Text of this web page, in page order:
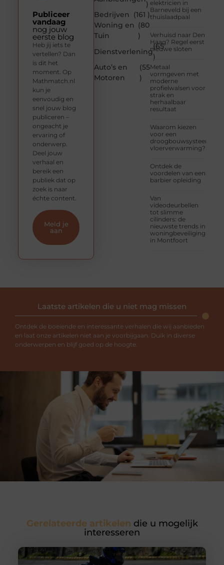
)
Bedrijven
(161 )
Woning en
Tuin
(80
)
Dienstverlening
(65
)
Auto’s en
Motoren
(55
)
elektricien in
Barneveld bij een
thuislaadpaal
Verhuisd naar Den
Haag? Regel eerst
nieuwe sloten
Metaal
vormgeven met
moderne
profielwalsen voor
strak en
herhaalbaar
resultaat
Waarom kiezen
voor een
droogbouwsysteem
vloerverwarming?
Ontdek de
voordelen van een
barbier opleiding
Van
videodeurbellen
tot slimme
cilinders: de
nieuwste trends in
woningbeveiliging
in Montfoort
Publiceer
vandaag
nog jouw
eerste blog
Heb jij iets te
vertellen? Dan
is dit het
moment. Op
Mathmatch.nl
kun je
eenvoudig en
snel jouw blog
publiceren –
ongeacht je
ervaring of
onderwerp.
Deel jouw
verhaal en
bereik een
publiek dat op
zoek is naar
échte content.
Meld je
aan
Laatste artikelen die u niet mag missen
Ontdek de boeiende en interessante verhalen die wij aanbieden
en laat onze artikelen niet aan je voorbijgaan. Duik in diverse
onderwerpen en blijf goed op de hoogte.
Gerelateerde artikelen die u mogelijk
interesseren